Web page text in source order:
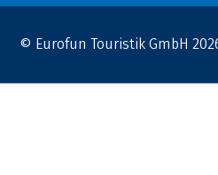
© Eurofun Touristik GmbH